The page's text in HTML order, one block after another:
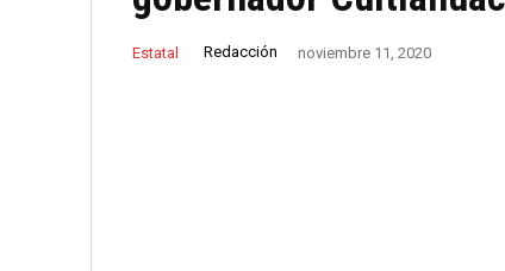
Estatal Redacción noviembre 11, 2020